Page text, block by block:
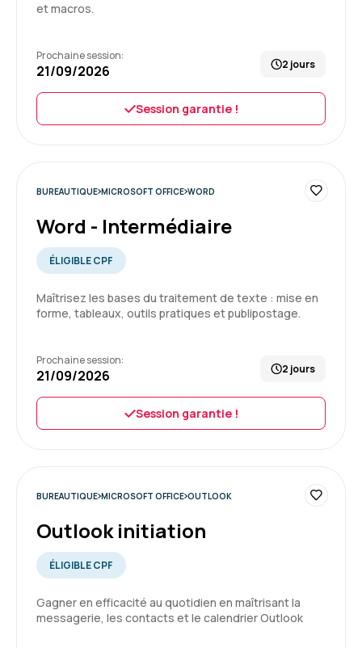
Bonnes conditions d’identification de la
formation, du niveau et du besoin. Expérience
positive et très agréable
Florence M.
Très bon moment passé durant cette
Petit + non négligeable, j'étais seule
apprenante, donc ça a été une formation sur
Formatrice très professionnelle et à l'écoute
des besoins.
DE V.
Très bonne expérience . Équipe très
et macros.
Prochaine session:
21/09/2026 2 jours
Session garantie !
BUREAUTIQUE MICROSOFT OFFICE WORD
Word - Intermédiaire
ÉLIGIBLE CPF
Maîtrisez les bases du traitement de texte : mise en
forme, tableaux, outils pratiques et publipostage.
Prochaine session:
21/09/2026 2 jours
Session garantie !
BUREAUTIQUE MICROSOFT OFFICE OUTLOOK
Outlook initiation
ÉLIGIBLE CPF
Gagner en efficacité au quotidien en maîtrisant la
messagerie, les contacts et le calendrier Outlook